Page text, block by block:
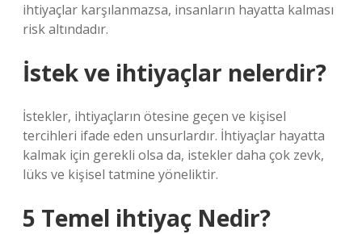
ihtiyaçlar karşılanmazsa, insanların hayatta kalması
risk altındadır.
İstek ve ihtiyaçlar nelerdir?
İstekler, ihtiyaçların ötesine geçen ve kişisel
tercihleri ​​ifade eden unsurlardır. İhtiyaçlar hayatta
kalmak için gerekli olsa da, istekler daha çok zevk,
lüks ve kişisel tatmine yöneliktir.
5 Temel ihtiyaç Nedir?